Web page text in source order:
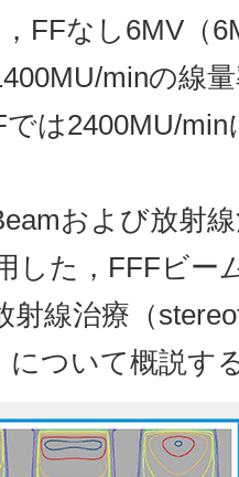
FFなし6MV（
minの線
では2400MU/
および放射
した，FFFビ
射線治療（
について概説す